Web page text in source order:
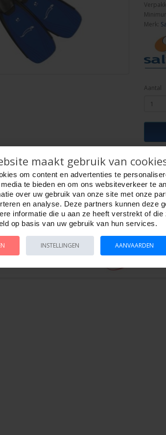
Merk:
Aantal
hoge resolutie Details
maakt gebruik van
om content en advertenties te
te bieden en om ons websiteverkeer te
over uw gebruik van onze site met onze
en analyse. Deze partners kunnen deze
informatie die u aan ze heeft verstrekt of die
op basis van uw gebruik van hun services.
INSTELLINGEN AANVAARDEN